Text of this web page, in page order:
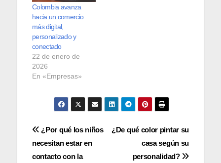
Colombia avanza
hacia un comercio
más digital,
personalizado y
conectado
22 de enero de
2026
En «Empresas»
Navegación
de
¿De qué color pintar su
casa según su
personalidad?
¿Por qué los niños
necesitan estar en
contacto con la